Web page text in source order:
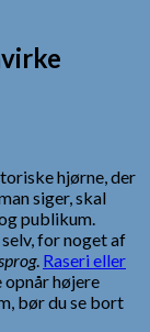
hjørne, der
siger, skal
publikum.
for noget af
. Raseri eller
opnår højere
bør du se bort